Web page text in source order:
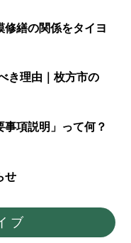
繕の関係をタイヨ
き理由｜枚方市の
項説明」って何？
せ
ブ